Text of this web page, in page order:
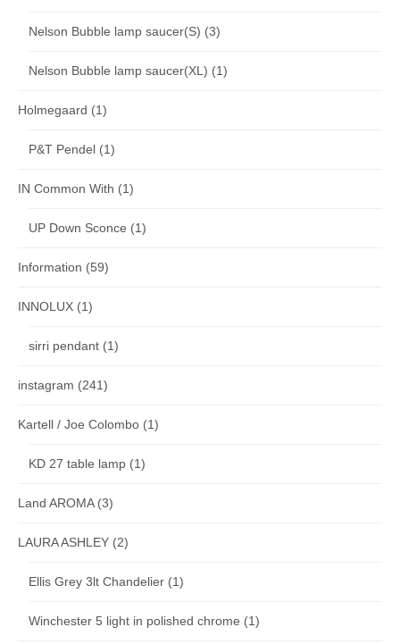
Nelson Bubble lamp saucer(S) (3)
Nelson Bubble lamp saucer(XL) (1)
Holmegaard (1)
P&T Pendel (1)
IN Common With (1)
UP Down Sconce (1)
Information (59)
INNOLUX (1)
sirri pendant (1)
instagram (241)
Kartell / Joe Colombo (1)
KD 27 table lamp (1)
Land AROMA(3)
LAURA ASHLEY (2)
Ellis Grey 3lt Chandelier (1)
Winchester 5 light in polished chrome (1)